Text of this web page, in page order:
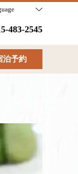
483-2545
泊予約